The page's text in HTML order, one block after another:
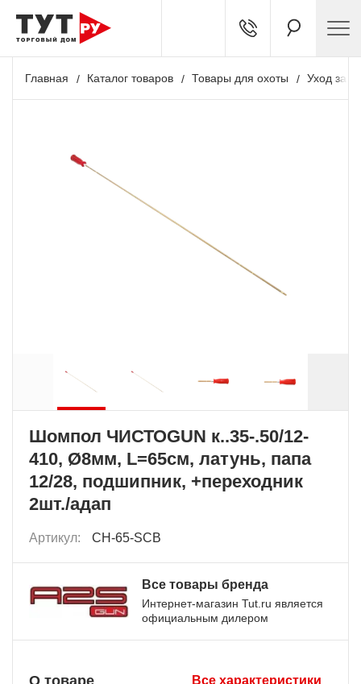
Главная Каталог товаров Товары для охоты Уход за
Шомпол ЧИСТОGUN к..35-.50/12-
410, Ø8мм, L=65см, латунь, папа
12/28, подшипник, +переходник
2шт./адап
Артикул: CH-65-SCB
Все товары бренда
Интернет-магазин Tut.ru является
официальным дилером
О товаре Все характеристики